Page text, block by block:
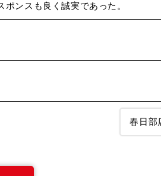
ンスも良く誠実であった。
春日部